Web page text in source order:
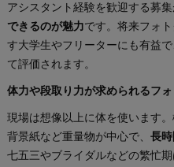
アシスタント経験を歓迎する募集
できるのが魅力です。将来フォ
す大学生やフリーターにも有益で
て評価されます。
体力や段取り力が求められるフ
現場は想像以上に体を使います
背景紙など重量物が中心で、 長
七五三やブライダルなどの繁忙